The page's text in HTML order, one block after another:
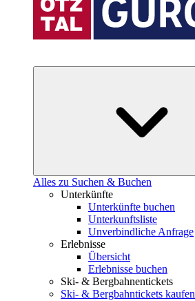
Alles zu Suchen & Buchen
Unterkünfte
Unterkünfte buchen
Unterkunftsliste
Unverbindliche Anfrage
Erlebnisse
Übersicht
Erlebnisse buchen
Ski- & Bergbahnentickets
Ski- & Bergbahntickets kaufen